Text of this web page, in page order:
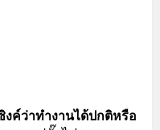
ค์ว่าทำงานได้ปกติหรือ